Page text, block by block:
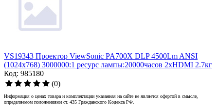
VS19343 Проектор ViewSonic PA700X DLP 4500Lm ANSI
(1024x768) 3000000:1 ресурс лампы:20000часов 2xHDMI 2.7кг
Код: 985180
(0)
Информация о ценах товара и комплектации указанная на сайте не является офертой в смысле,
определяемом положениями ст. 435 Гражданского Кодекса РФ.